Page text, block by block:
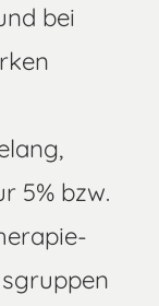
bei
5% bzw.